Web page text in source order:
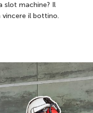
slot machine? Il
vincere il bottino.